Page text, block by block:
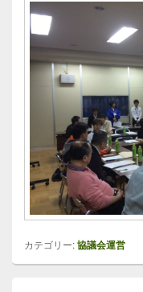
カテゴリー:協議会運営